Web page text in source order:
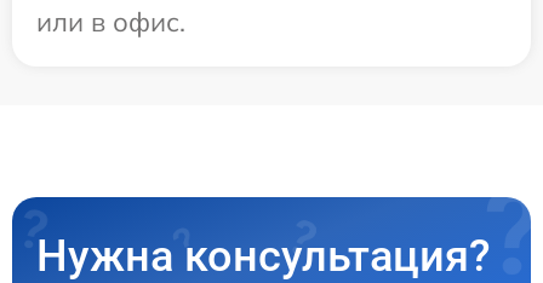
или в офис.
Нужна консультация?